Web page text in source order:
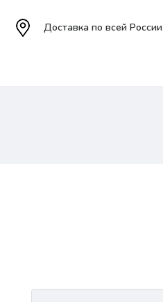
Доставка по всей России